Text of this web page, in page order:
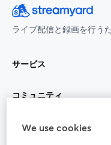
ライブ配信と録画を行う
サービス
コミュニティ
StreamYard：
We use cookies